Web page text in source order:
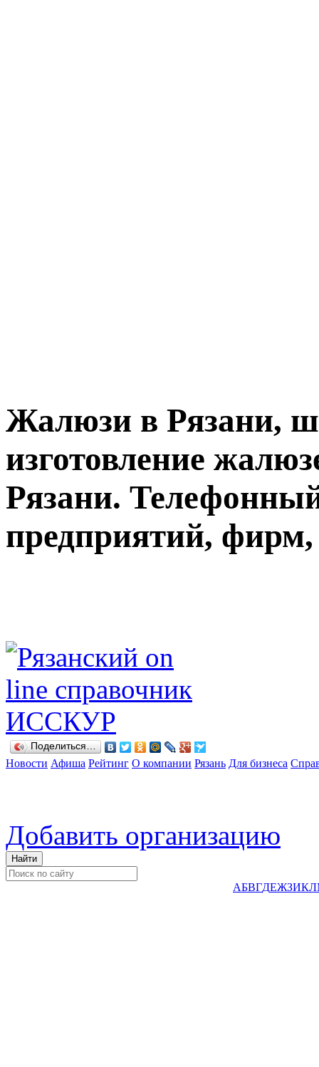
Жалюзи в Рязани,
изготовление
Рязани.
предприятий,
Поделиться…
Новости Афиша Рейтинг О компании Рязань Для бизнеса
Добавить организацию
АБВГДЕЖЗИКЛ